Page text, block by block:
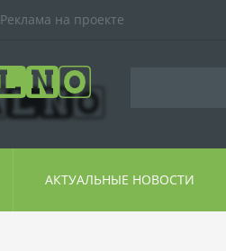
Реклама на проекте
АКТУАЛЬНЫЕ НОВОСТИ